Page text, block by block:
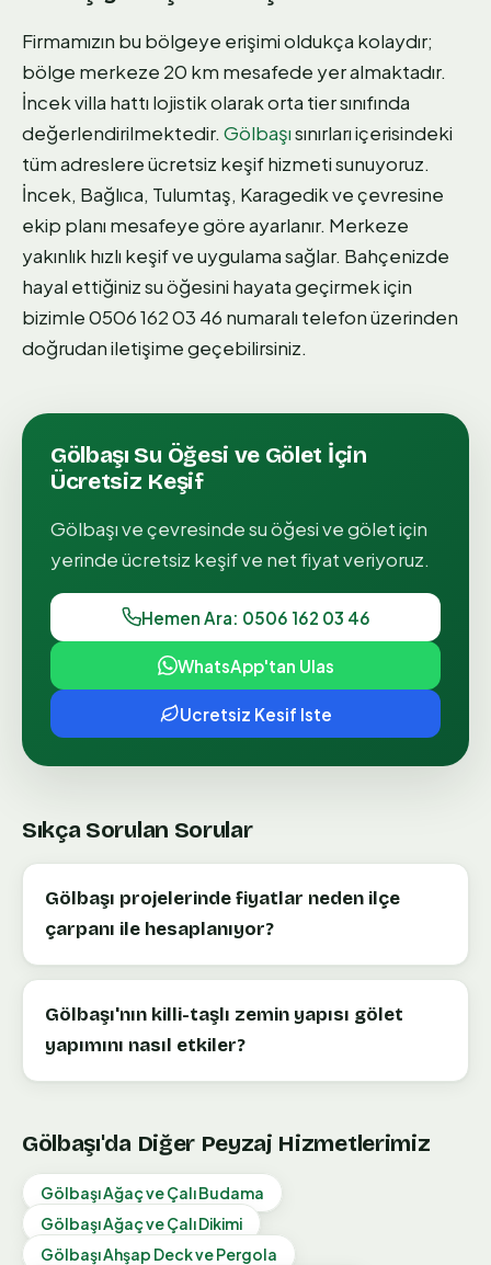
Firmamızın bu bölgeye erişimi oldukça kolaydır;
bölge merkeze 20 km mesafede yer almaktadır.
İncek villa hattı lojistik olarak orta tier sınıfında
değerlendirilmektedir. Gölbaşısınırları içerisindeki
tüm adreslere ücretsiz keşif hizmeti sunuyoruz.
İncek, Bağlıca, Tulumtaş, Karagedik ve çevresine
ekip planı mesafeye göre ayarlanır. Merkeze
yakınlık hızlı keşif ve uygulama sağlar. Bahçenizde
hayal ettiğiniz su öğesini hayata geçirmek için
bizimle 0506 162 03 46 numaralı telefon üzerinden
doğrudan iletişime geçebilirsiniz.
Gölbaşı Su Öğesi ve Gölet İçin
Ücretsiz Keşif
Gölbaşıve çevresindesu öğesi ve göletiçin
yerinde ücretsiz keşif ve net fiyat veriyoruz.
Hemen Ara: 0506 162 03 46
WhatsApp'tan Ulas
Ucretsiz Kesif Iste
Sıkça Sorulan Sorular
Gölbaşı projelerinde fiyatlar neden ilçe
çarpanı ile hesaplanıyor?
Gölbaşı'nın killi-taşlı zemin yapısı gölet
yapımını nasıl etkiler?
Gölbaşı'da Diğer Peyzaj Hizmetlerimiz
GölbaşıAğaç ve Çalı Budama
GölbaşıAğaç ve Çalı Dikimi
GölbaşıAhşap Deck ve Pergola